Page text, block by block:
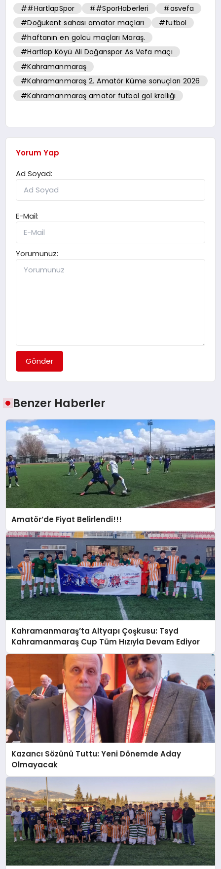
##HartlapSpor ##SporHaberleri
#asvefa
#Doğukent sahası amatör maçları
#futbol
#haftanın en golcü maçları Maraş.
#Hartlap Köyü Ali Doğanspor As Vefa maçı
#Kahramanmaraş
#Kahramanmaraş 2. Amatör Küme sonuçları 2026
#Kahramanmaraş amatör futbol gol krallığı
Yorum Yap
Ad Soyad:
E-Mail:
Yorumunuz:
Gönder
Benzer Haberler
Amatör’de Fiyat Belirlendi!!!
Kahramanmaraş’ta Altyapı Çoşkusu: Tsyd
Kahramanmaraş Cup Tüm Hızıyla Devam Ediyor
Kazancı Sözünü Tuttu: Yeni Dönemde Aday
Olmayacak